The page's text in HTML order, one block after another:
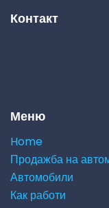
Контакт
Меню
Home
Продажба на
Автомобили
Как работи